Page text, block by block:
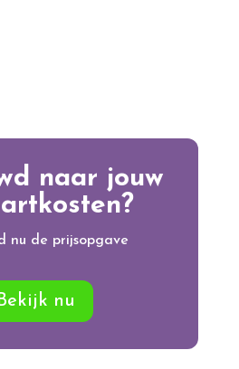
naar jouw
nu de prijsopgave
nu